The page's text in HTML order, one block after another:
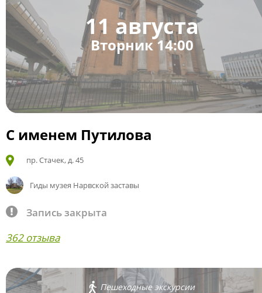
11 августа
Вторник 14:00
С именем Путилова
пр. Стачек, д. 45
Гиды музея Нарвской заставы
Запись закрыта
362 отзыва
Пешеходные экскурсии